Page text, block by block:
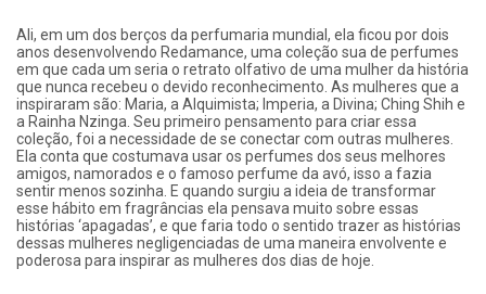
Ali, em um dos berços da perfumaria mundial, ela ficou por dois
anos desenvolvendo Redamance, uma coleção sua de perfumes
em que cada um seria o retrato olfativo de uma mulher da história
que nunca recebeu o devido reconhecimento. As mulheres que a
inspiraram são: Maria, a Alquimista; Imperia, a Divina; Ching Shih e
a Rainha Nzinga. Seu primeiro pensamento para criar essa
coleção, foi a necessidade de se conectar com outras mulheres.
Ela conta que costumava usar os perfumes dos seus melhores
amigos, namorados e o famoso perfume da avó, isso a fazia
sentir menos sozinha. E quando surgiu a ideia de transformar
esse hábito em fragrâncias ela pensava muito sobre essas
histórias ‘apagadas’, e que faria todo o sentido trazer as histórias
dessas mulheres negligenciadas de uma maneira envolvente e
poderosa para inspirar as mulheres dos dias de hoje.